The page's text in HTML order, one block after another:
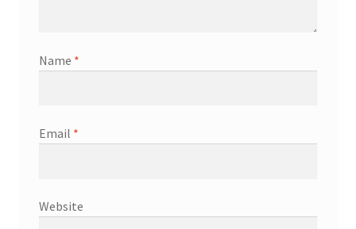
Name *
Email *
Website